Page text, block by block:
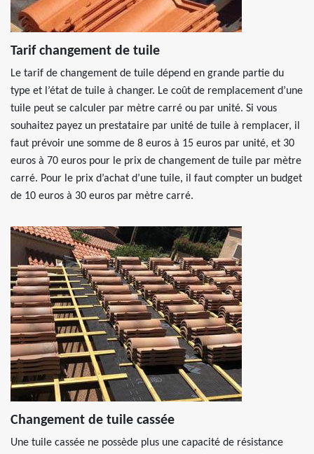
Tarif changement de tuile
Le tarif de changement de tuile dépend en grande partie du
type et l’état de tuile à changer. Le coût de remplacement d’une
tuile peut se calculer par mètre carré ou par unité. Si vous
souhaitez payez un prestataire par unité de tuile à remplacer, il
faut prévoir une somme de 8 euros à 15 euros par unité, et 30
euros à 70 euros pour le prix de changement de tuile par mètre
carré. Pour le prix d’achat d’une tuile, il faut compter un budget
de 10 euros à 30 euros par mètre carré.
Changement de tuile cassée
Une tuile cassée ne possède plus une capacité de résistance